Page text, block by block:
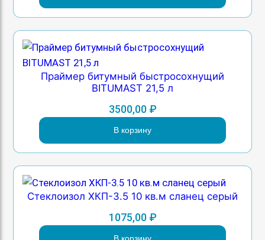
Праймер битумный быстросохнущий
BITUMAST 21,5 л
3500,00 ₽
В корзину
Стеклоизол ХКП-3.5 10 кв.м сланец серый
1075,00 ₽